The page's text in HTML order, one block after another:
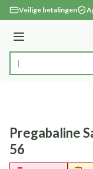
Ga naar de inhoud
Veilige betalingen
Menu
Product, merk,
Pregabaline
56